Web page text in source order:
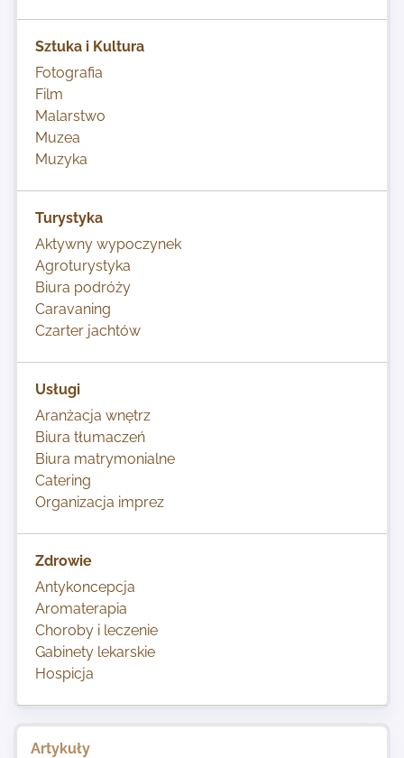
Sztuka i Kultura
Fotografia
Film
Malarstwo
Muzea
Muzyka
Turystyka
Aktywny wypoczynek
Agroturystyka
Biura podróży
Caravaning
Czarter jachtów
Usługi
Aranżacja wnętrz
Biura tłumaczeń
Biura matrymonialne
Catering
Organizacja imprez
Zdrowie
Antykoncepcja
Aromaterapia
Choroby i leczenie
Gabinety lekarskie
Hospicja
Artykuły